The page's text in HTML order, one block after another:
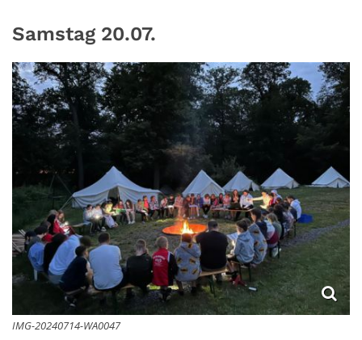
Samstag 20.07.
IMG-20240714-WA0047